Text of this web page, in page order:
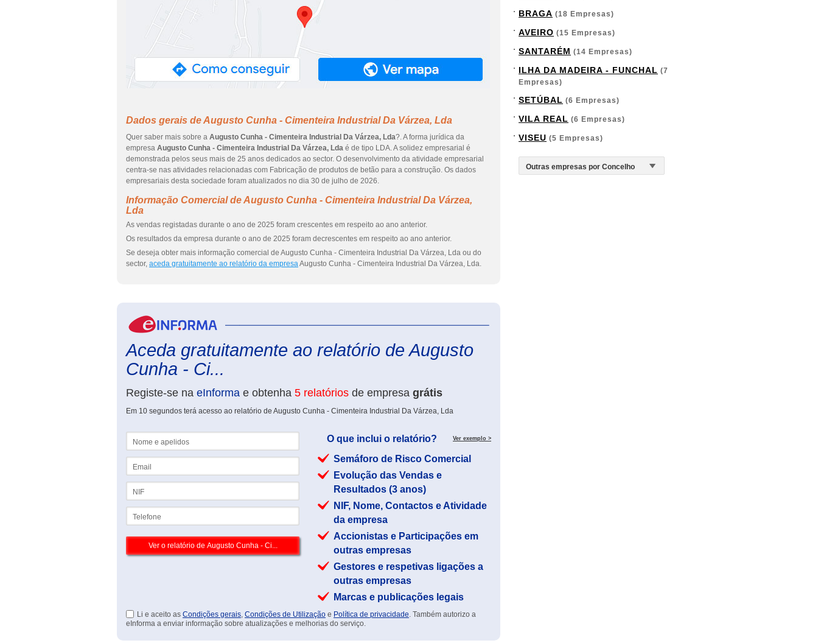
Dados gerais de Augusto Cunha - Cimenteira Industrial Da Várzea, Lda
Quer saber mais sobre a Augusto Cunha - Cimenteira Industrial Da Várzea, Lda?. A forma jurídica da
empresa Augusto Cunha - Cimenteira Industrial Da Várzea, Lda é de tipo LDA. A solidez empresarial é
demonstrada pelos seus mais de 25 anos dedicados ao sector. O desenvolvimento da atividade empresarial
centra-se nas atividades relacionadas com Fabricação de produtos de betão para a construção. Os dados
empresariais desta sociedade foram atualizados no dia 30 de julho de 2026.
Informação Comercial de Augusto Cunha - Cimenteira Industrial Da Várzea,
Lda
As vendas registadas durante o ano de 2025 foram crescentes em respeito ao ano anterior.
Os resultados da empresa durante o ano de 2025 foram decrescentes em respeito ao ano anterior.
Se deseja obter mais informação comercial de Augusto Cunha - Cimenteira Industrial Da Várzea, Lda ou do
sector, aceda gratuitamente ao relatório da empresaAugusto Cunha - Cimenteira Industrial Da Várzea, Lda.
Aceda gratuitamente ao relatório de Augusto
Cunha - Ci...
Registe-se na eInforma e obtenha 5 relatórios de empresa grátis
Em 10 segundos terá acesso ao relatório de Augusto Cunha - Cimenteira Industrial Da Várzea, Lda
O que inclui o relatório? Ver exemplo >
Semáforo de Risco Comercial
Evolução das Vendas e
Resultados (3 anos)
NIF, Nome, Contactos e Atividade
da empresa
Accionistas e Participações em
outras empresas
Gestores e respetivas ligações a
outras empresas
Marcas e publicações legais
Li e aceito as Condições gerais, Condições de Utilização e Política de privacidade. Também autorizo a
eInforma a enviar informação sobre atualizações e melhorias do serviço.
BRAGA (18 Empresas)
AVEIRO (15 Empresas)
SANTARÉM (14 Empresas)
ILHA DA MADEIRA - FUNCHAL (7
Empresas)
SETÚBAL (6 Empresas)
VILA REAL (6 Empresas)
VISEU (5 Empresas)